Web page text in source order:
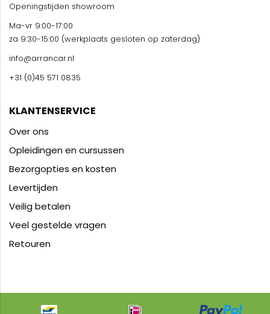
Openingstijden showroom
Ma-vr 9:00-17:00
za 9:30-15:00 (werkplaats gesloten op zaterdag)
info@arrancar.nl
+31 (0)45 571 0835
KLANTENSERVICE
Over ons
Opleidingen en cursussen
Bezorgopties en kosten
Levertijden
Veilig betalen
Veel gestelde vragen
Retouren